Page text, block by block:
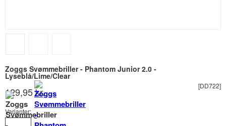
Zoggs Svømmebriller - Phantom Junior 2.0 -
Lyseblå/Lime/Clear
[DD722]
129,95 kr.
Varianter: